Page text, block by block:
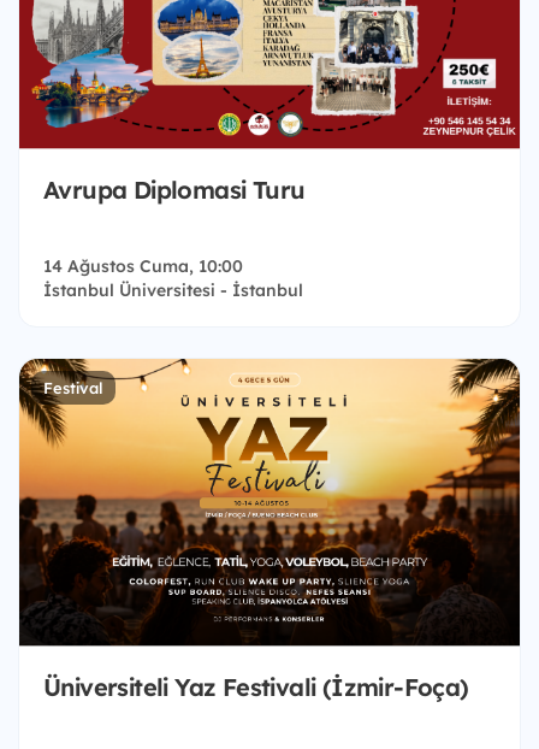
Avrupa Diplomasi Turu
14 Ağustos Cuma, 10:00
İstanbul Üniversitesi - İstanbul
Festival
Üniversiteli Yaz Festivali (İzmir-Foça)